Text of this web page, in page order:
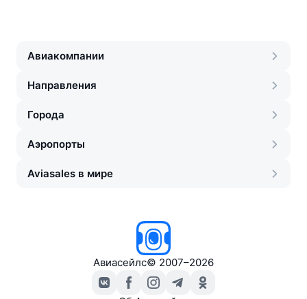
Авиакомпании
Направления
Города
Аэропорты
Aviasales в мире
Авиасейлс© 2007–2026